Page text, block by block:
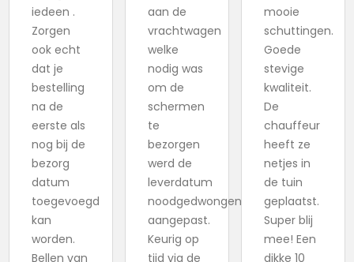
iedeen .
Zorgen
ook echt
dat je
bestelling
na de
eerste als
nog bij de
bezorg
datum
toegevoegd
kan
worden.
Bellen van
aan de
vrachtwagen
welke
nodig was
om de
schermen
te
bezorgen
werd de
leverdatum
noodgedwongen
aangepast.
Keurig op
tijd via de
mooie
schuttingen.
Goede
stevige
kwaliteit.
De
chauffeur
heeft ze
netjes in
de tuin
geplaatst.
Super blij
mee! Een
dikke 10